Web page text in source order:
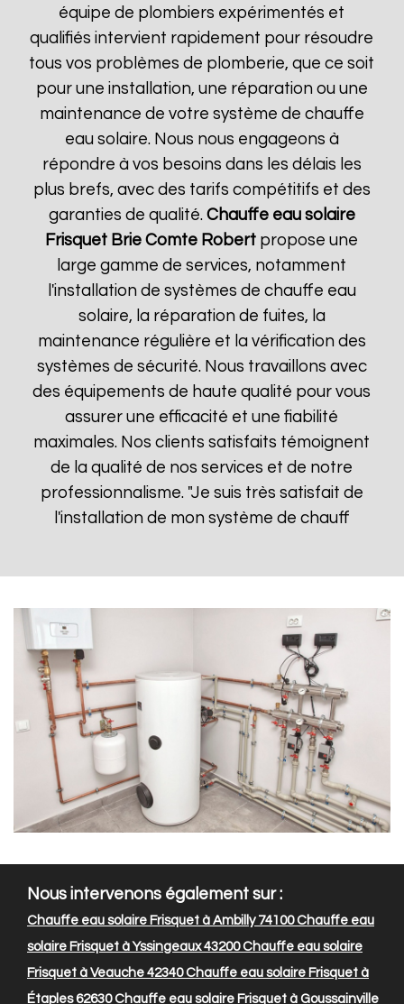
équipe de plombiers expérimentés et
qualifiés intervient rapidement pour résoudre
tous vos problèmes de plomberie, que ce soit
pour une installation, une réparation ou une
maintenance de votre système de chauffe
eau solaire. Nous nous engageons à
répondre à vos besoins dans les délais les
plus brefs, avec des tarifs compétitifs et des
garanties de qualité. Chauffe eau solaire
Frisquet Brie Comte Robert propose une
large gamme de services, notamment
l'installation de systèmes de chauffe eau
solaire, la réparation de fuites, la
maintenance régulière et la vérification des
systèmes de sécurité. Nous travaillons avec
des équipements de haute qualité pour vous
assurer une efficacité et une fiabilité
maximales. Nos clients satisfaits témoignent
de la qualité de nos services et de notre
professionnalisme. "Je suis très satisfait de
l'installation de mon système de chauff
Nous intervenons également sur :
Chauffe eau solaire Frisquet à Ambilly 74100Chauffe eau
solaire Frisquet à Yssingeaux 43200Chauffe eau solaire
Frisquet à Veauche 42340Chauffe eau solaire Frisquet à
Étaples 62630Chauffe eau solaire Frisquet à Goussainville